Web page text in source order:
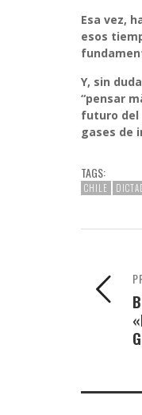
Esa vez,
esos
Y, sin
“pensar
futuro del
gases de
TAGS:
CHILE